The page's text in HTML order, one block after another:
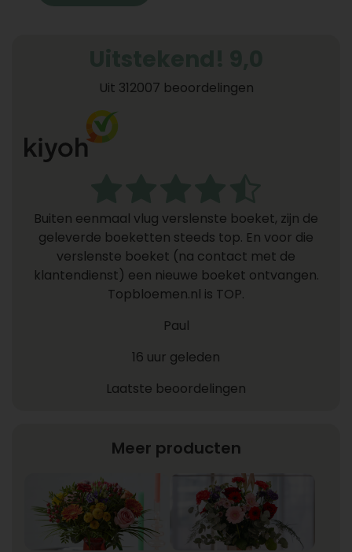
Uit 312007 beoordelingen
Buiten eenmaal vlug verslenste boeket, zijn de
geleverde boeketten steeds top. En voor die
verslenste boeket (na contact met de
klantendienst) een nieuwe boeket ontvangen.
Topbloemen.nl is TOP.
Paul
16 uur geleden
Laatste beoordelingen
Meer producten